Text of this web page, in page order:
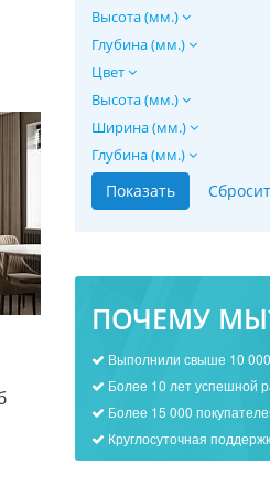
Высота (мм.)
Глубина (мм.)
Цвет
Высота (мм.)
Ширина (мм.)
Глубина (мм.)
ПОЧЕМУ
Выполнили свыше 10 000
Более 10 лет успешной
Более 15 000
Круглосуточная